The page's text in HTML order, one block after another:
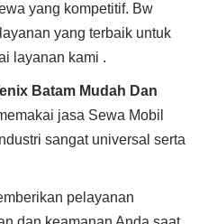
yang kompetitif. Bw
yang terbaik untuk
layanan kami .
Batam Mudah Dan
jasa Sewa Mobil
sangat universal serta
pelayanan